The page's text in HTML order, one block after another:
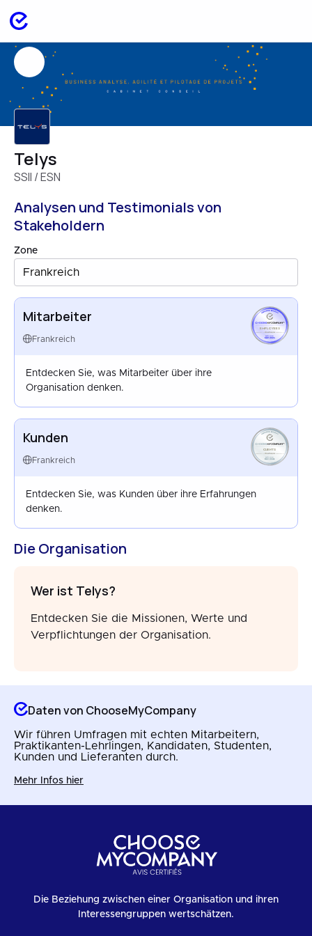
Telys
SSII / ESN
Analysen und Testimonials von
Stakeholdern
Zone
Frankreich
Mitarbeiter
Frankreich
EMPLOYEES
FRANCE
SEP 2025
Entdecken Sie, was Mitarbeiter über ihre
Organisation denken.
Kunden
Frankreich
CLIENTS
DEC 2024
Entdecken Sie, was Kunden über ihre Erfahrungen
denken.
Die Organisation
Wer ist Telys?
Entdecken Sie die Missionen, Werte und
Verpflichtungen der Organisation.
Daten von ChooseMyCompany
Wir führen Umfragen mit echten Mitarbeitern,
Praktikanten-Lehrlingen, Kandidaten, Studenten,
Kunden und Lieferanten durch.
Mehr Infos hier
Die Beziehung zwischen einer Organisation und ihren
Interessengruppen wertschätzen.